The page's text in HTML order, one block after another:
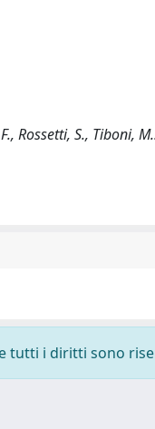
S., Tiboni,
i diritti sono